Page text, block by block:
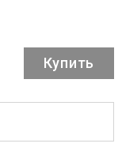
Купить